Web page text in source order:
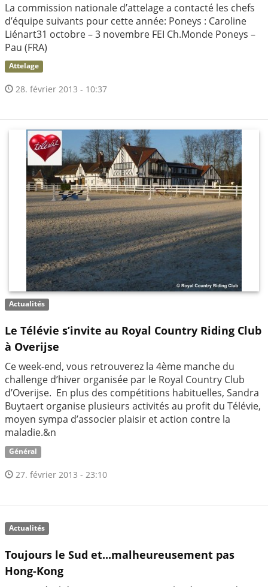
La commission nationale d’attelage a contacté les chefs
d’équipe suivants pour cette année: Poneys : Caroline
Liénart31 octobre – 3 novembre FEI Ch.Monde Poneys –
Pau (FRA)
Attelage
28. février 2013 - 10:37
Actualités
Le Télévie s’invite au Royal Country Riding Club
à Overijse
Ce week-end, vous retrouverez la 4ème manche du
challenge d’hiver organisée par le Royal Country Club
d’Overijse. En plus des compétitions habituelles, Sandra
Buytaert organise plusieurs activités au profit du Télévie,
moyen sympa d’associer plaisir et action contre la
maladie.&n
Général
27. février 2013 - 23:10
Actualités
Toujours le Sud et...malheureusement pas
Hong-Kong